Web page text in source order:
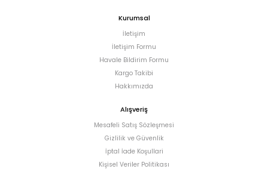
Kurumsal
İletişim
İletişim Formu
Havale Bildirim Formu
Kargo Takibi
Hakkımızda
Alışveriş
Mesafeli Satış Sözleşmesi
Gizlilik ve Güvenlik
İptal İade Koşullari
Kişisel Veriler Politikası